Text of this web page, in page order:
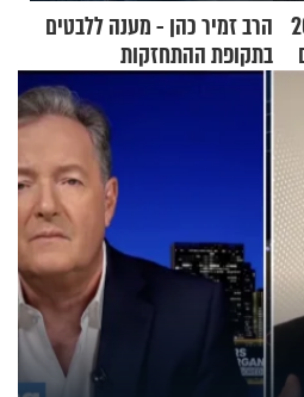
20 הרב זמיר כהן - מענה ללבטים
בתקופת ההתחזקות